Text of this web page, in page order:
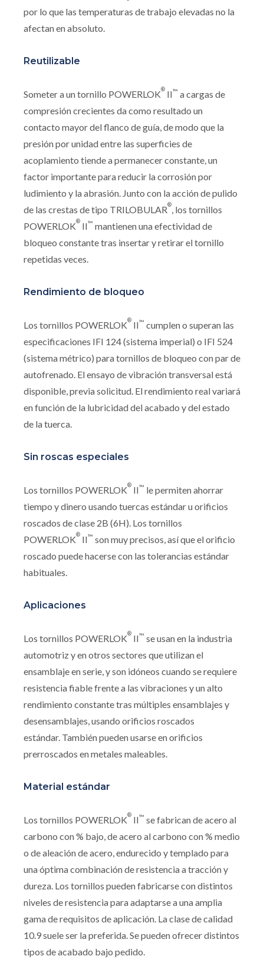
por lo que las temperaturas de trabajo elevadas no la
afectan en absoluto.
Reutilizable
Someter a un tornillo POWERLOK® II™ a cargas de
compresión crecientes da como resultado un
contacto mayor del flanco de guía, de modo que la
presión por unidad entre las superficies de
acoplamiento tiende a permanecer constante, un
factor importante para reducir la corrosión por
ludimiento y la abrasión. Junto con la acción de pulido
de las crestas de tipo TRILOBULAR®
, los tornillos
POWERLOK® II™ mantienen una efectividad de
bloqueo constante tras insertar y retirar el tornillo
repetidas veces.
Rendimiento de bloqueo
Los tornillos POWERLOK® II™ cumplen o superan las
especificaciones IFI 124 (sistema imperial) o IFI 524
(sistema métrico) para tornillos de bloqueo con par de
autofrenado. El ensayo de vibración transversal está
disponible, previa solicitud. El rendimiento real variará
en función de la lubricidad del acabado y del estado
de la tuerca.
Sin roscas especiales
Los tornillos POWERLOK® II™ le permiten ahorrar
tiempo y dinero usando tuercas estándar u orificios
roscados de clase 2B (6H). Los tornillos
POWERLOK® II™ son muy precisos, así que el orificio
roscado puede hacerse con las tolerancias estándar
habituales.
Aplicaciones
Los tornillos POWERLOK® II™ se usan en la industria
automotriz y en otros sectores que utilizan el
ensamblaje en serie, y son idóneos cuando se requiere
resistencia fiable frente a las vibraciones y un alto
rendimiento constante tras múltiples ensamblajes y
desensamblajes, usando orificios roscados
estándar. También pueden usarse en orificios
prerroscados en metales maleables.
Material estándar
Los tornillos POWERLOK® II™ se fabrican de acero al
carbono con % bajo, de acero al carbono con % medio
o de aleación de acero, endurecido y templado para
una óptima combinación de resistencia a tracción y
dureza. Los tornillos pueden fabricarse con distintos
niveles de resistencia para adaptarse a una amplia
gama de requisitos de aplicación. La clase de calidad
10.9 suele ser la preferida. Se pueden ofrecer distintos
tipos de acabado bajo pedido.